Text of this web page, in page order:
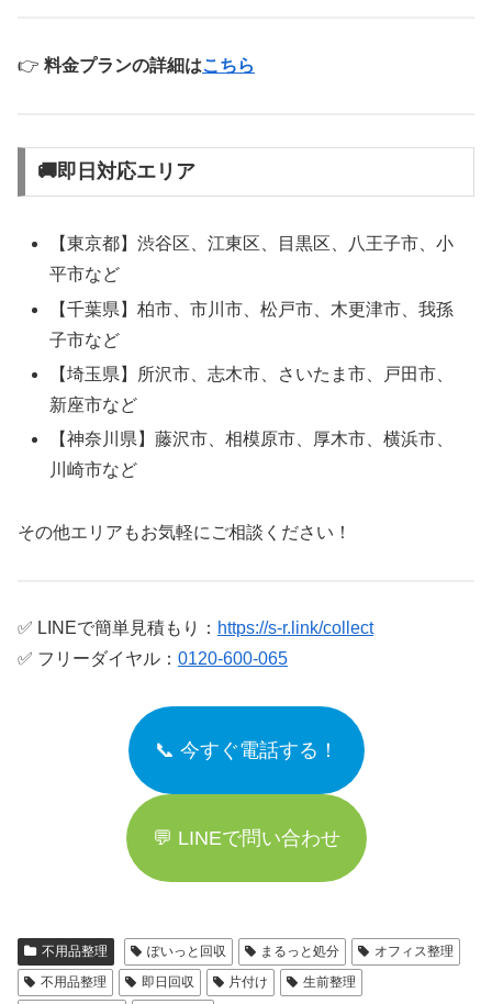
👉 料金プランの詳細はこちら
🚚即日対応エリア
【東京都】渋谷区、江東区、目黒区、八王子市、小
平市など
【千葉県】柏市、市川市、松戸市、木更津市、我孫
子市など
【埼玉県】所沢市、志木市、さいたま市、戸田市、
新座市など
【神奈川県】藤沢市、相模原市、厚木市、横浜市、
川崎市など
その他エリアもお気軽にご相談ください！
✅ LINEで簡単見積もり： https://s-r.link/collect
✅ フリーダイヤル： 0120-600-065
📞 今すぐ電話する！
💬 LINEで問い合わせ
不用品整理 ぽいっと回収 まるっと処分
オフィス整理
不用品整理
即日回収 片付け
生前整理